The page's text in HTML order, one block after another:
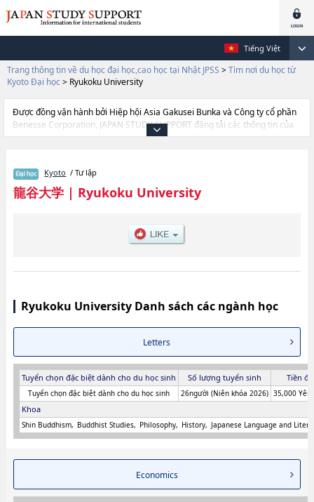
Tiếng Việt
Trang thông tin về du học đại học,cao học tại Nhật JPSS > Tìm nơi du học từ
Kyoto Đại học > Ryukoku University
Được đồng vận hành bởi Hiệp hội Asia Gakusei Bunka và Công ty cổ phần
Benesse Corporation, JAPAN STUDY SUPPORT đăng tải các thông tin của
khoảng 1.300 trường đại học, cao học, trường đại học ngắn hạn, trường
cần thiết dành cho du học sinh, như là về các Ngành LettershoặcNgành
EconomicshoặcNgành Business AdministrationhoặcNgành
LawhoặcNgành Advanced Science and TechnologyhoặcNgành
SciencehoặcNgành AgriculturehoặcNgành Psychology, thông tin về từng
ngành học, thông tin liên quan đến thi tuyển như số lượng tuyển sinh, số
Kyoto / Tư lập
龍谷大学| Ryukoku University
Ryukoku University Danh sách các ngành học
Letters
Tuyển chọn đặc biệt dành cho du học sinh Số lượng tuyển sinh Tiền
Tuyển chọn đặc biệt dành cho du học sinh 26người (Niên khóa 2026) 35,000 Yên
Khoa
Shin Buddhism Buddhist Studies Philosophy History Japanese Language and
Economics